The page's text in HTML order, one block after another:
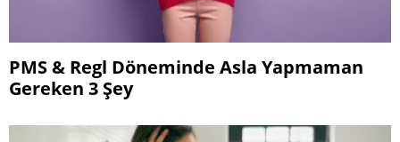
PMS & Regl Döneminde Asla Yapmaman
Gereken 3 Şey